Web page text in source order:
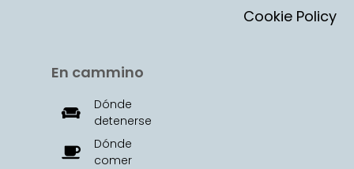
En cammino
Dónde
detenerse
Dónde
comer
Cookie Policy